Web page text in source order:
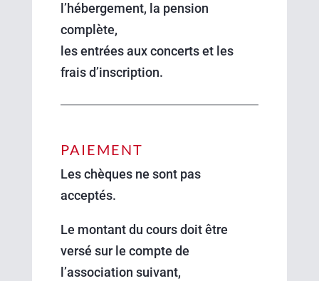
l’hébergement, la pension
complète,
les entrées aux concerts et les
frais d’inscription.
PAIEMENT
Les chèques ne sont pas
acceptés.
Le montant du cours doit être
versé sur le compte de
l’association suivant,